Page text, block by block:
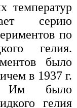
температур
серию
по
гелия.
было
в 1937 г.
Им было
гелия